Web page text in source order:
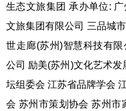
生态文旅集团 承办单位:
文旅集团有限公司 三品城
世走廊(苏州)智慧科技有
公司 励美(苏州)文化艺术
坛组委会 江苏省品牌学会
会 苏州市策划协会 苏州市